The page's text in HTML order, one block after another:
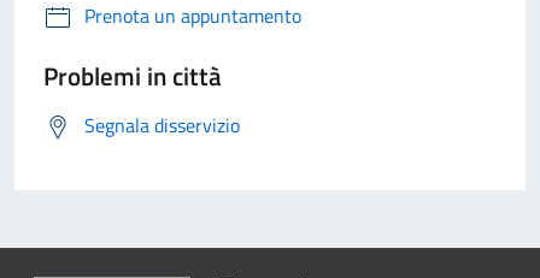
Prenota un appuntamento
Problemi in città
Segnala disservizio